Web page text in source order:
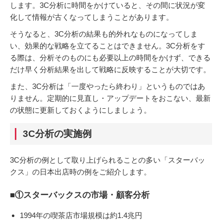
します。3C分析に時間をかけていると、その間に状況が変
化して情報が古くなってしまうことがあります。
そうなると、3C分析の結果も的外れなものになってしま
い、効果的な戦略を立てることはできません。3C分析をす
る際は、分析そのものにも必要以上の時間をかけず、できる
だけ早く分析結果を出して戦略に反映することが大切です。
また、3C分析は「一度やったら終わり」というものではあ
りません。定期的に見直し・アップデートをおこない、最新
の状態に更新しておくようにしましょう。
3C分析の実施例
3C分析の例として取り上げられることの多い「スターバッ
クス」の日本出店時の例をご紹介します。
■①スターバックスの市場・顧客分析
1994年の喫茶店市場規模は約1.4兆円